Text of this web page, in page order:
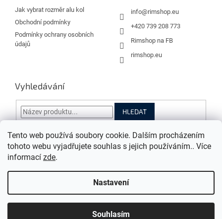
Tento web používá soubory cookie. Dalším procházením
tohoto webu vyjadřujete souhlas s jejich používáním.. Více
informací zde.
Nastavení
Souhlasím
Jak vybrat rozměr alu kol
Obchodní podmínky
Podmínky ochrany osobních
údajů
info@rimshop.eu
+420 739 208 773
Rimshop na FB
rimshop.eu
Vyhledávání
HLEDAT
Copyright 2026Rimshop.eu. Všechna práva vyhrazena.
Shopteťák.cz